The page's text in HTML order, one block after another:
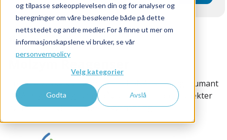
og tilpasse søkeopplevelsen din og for analyser og
beregninger om våre besøkende både på dette
nettstedet og andre medier. For å finne ut mer om
informasjonskapslene vi bruker, se vår
personvernpolicy
Velg kategorier
Godta Avslå
Alle produkter Molzym Reagenser
Pre-analytiske kit for mikrobiell DNA-isolering, humant
DNA-degradering, samt påvisning av et bredt spekter
av mikrober via 16S/18S sekvensering.